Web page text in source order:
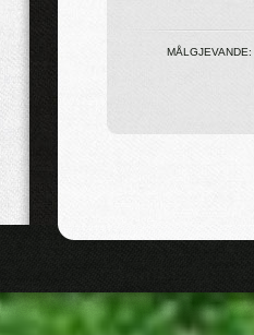
MÅLGJEVANDE: